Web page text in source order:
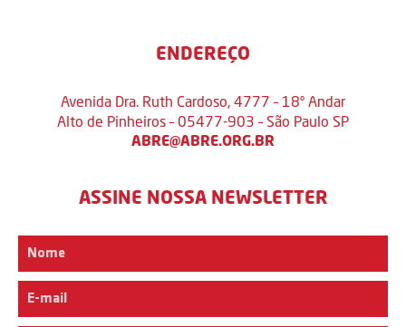
ENDEREÇO
Avenida Dra. Ruth Cardoso, 4777 – 18º Andar
Alto de Pinheiros – 05477-903 – São Paulo SP
ABRE@ABRE.ORG.BR
ASSINE NOSSA NEWSLETTER